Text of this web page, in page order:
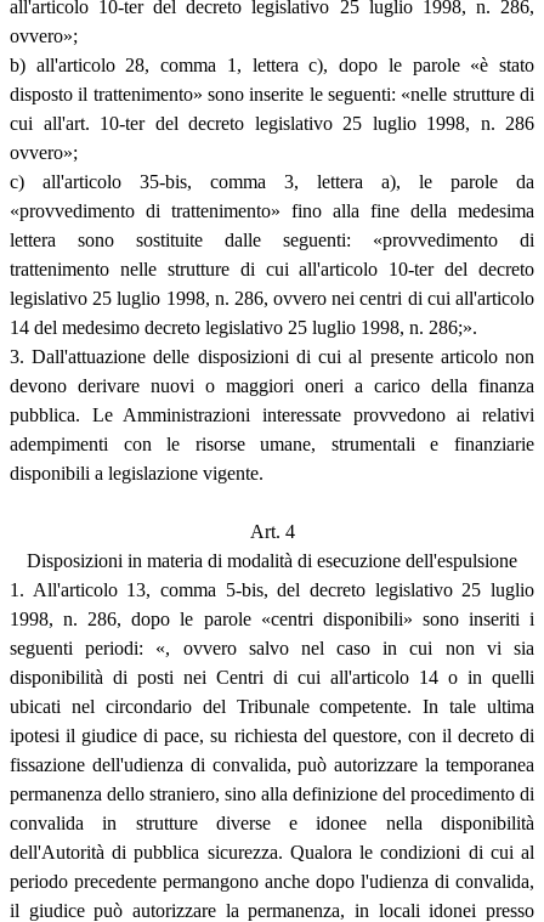
all'articolo 10-ter del decreto legislativo 25 luglio 1998, n. 286,
ovvero»;
b) all'articolo 28, comma 1, lettera c), dopo le parole «è stato
disposto il trattenimento» sono inserite le seguenti: «nelle strutture di
cui all'art. 10-ter del decreto legislativo 25 luglio 1998, n. 286
ovvero»;
c) all'articolo 35-bis, comma 3, lettera a), le parole da
«provvedimento di trattenimento» fino alla fine della medesima
lettera sono sostituite dalle seguenti: «provvedimento di
trattenimento nelle strutture di cui all'articolo 10-ter del decreto
legislativo 25 luglio 1998, n. 286, ovvero nei centri di cui all'articolo
14 del medesimo decreto legislativo 25 luglio 1998, n. 286;».
3. Dall'attuazione delle disposizioni di cui al presente articolo non
devono derivare nuovi o maggiori oneri a carico della finanza
pubblica. Le Amministrazioni interessate provvedono ai relativi
adempimenti con le risorse umane, strumentali e finanziarie
disponibili a legislazione vigente.
Art. 4
Disposizioni in materia di modalità di esecuzione dell'espulsione
1. All'articolo 13, comma 5-bis, del decreto legislativo 25 luglio
1998, n. 286, dopo le parole «centri disponibili» sono inseriti i
seguenti periodi: «, ovvero salvo nel caso in cui non vi sia
disponibilità di posti nei Centri di cui all'articolo 14 o in quelli
ubicati nel circondario del Tribunale competente. In tale ultima
ipotesi il giudice di pace, su richiesta del questore, con il decreto di
fissazione dell'udienza di convalida, può autorizzare la temporanea
permanenza dello straniero, sino alla definizione del procedimento di
convalida in strutture diverse e idonee nella disponibilità
dell'Autorità di pubblica sicurezza. Qualora le condizioni di cui al
periodo precedente permangono anche dopo l'udienza di convalida,
il giudice può autorizzare la permanenza, in locali idonei presso